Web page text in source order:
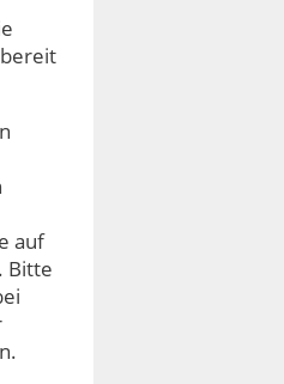
auf
Bitte